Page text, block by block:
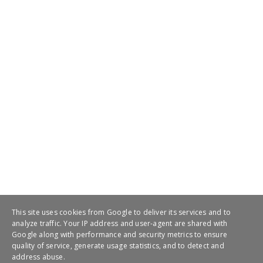
This site uses cookies from Google to deliver its services and to
analyze traffic. Your IP address and user-agent are shared with
Google along with performance and security metrics to ensure
quality of service, generate usage statistics, and to detect and
address abuse.